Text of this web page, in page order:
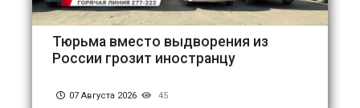
Тюрьма вместо выдворения из
России грозит иностранцу
07 Августа 2026 45